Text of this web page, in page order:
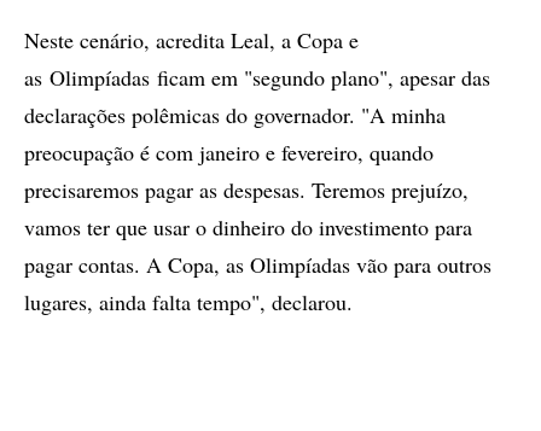
Neste cenário, acredita Leal, a Copa e
as Olimpíadas ficam em "segundo plano", apesar das
declarações polêmicas do governador. "A minha
preocupação é com janeiro e fevereiro, quando
precisaremos pagar as despesas. Teremos prejuízo,
vamos ter que usar o dinheiro do investimento para
pagar contas. A Copa, as Olimpíadas vão para outros
lugares, ainda falta tempo", declarou.